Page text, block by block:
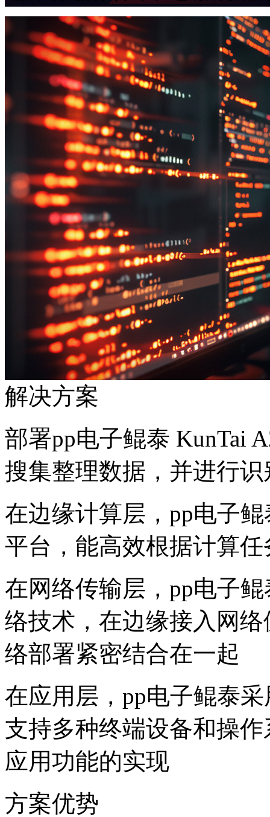
解决方案
部署pp电子鲲泰 KunTai A222
搜集整理数据，并进行识
在边缘计算层，
平台，能高效根
在网络传输层，pp电子鲲泰采
络技术，在边缘接入网
络部署紧密结合在一起
在应用层，pp电子鲲泰
支持多种终端设备和操作系统
应用功能的实现
方案优势